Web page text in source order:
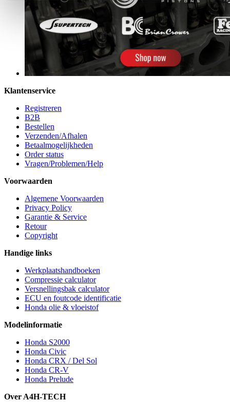
Klantenservice
Registreren
B2B
Bestellen
Verzenden/Afhalen
Betaalmogelijkheden
Order status
Vragen/Problemen/Help
Voorwaarden
Algemene Voorwaarden
Privacy Policy
Garantie & Service
Retour
Copyright
Handige links
Werkplaatshandboeken
Compressie calculator
Versnellingsbak calculator
ECU en foutcode identificatie
Honda olie & vloeistof
Modelinformatie
Honda S2000
Honda Civic
Honda CRX / Del Sol
Honda CR-V
Honda Prelude
Over A4H-TECH